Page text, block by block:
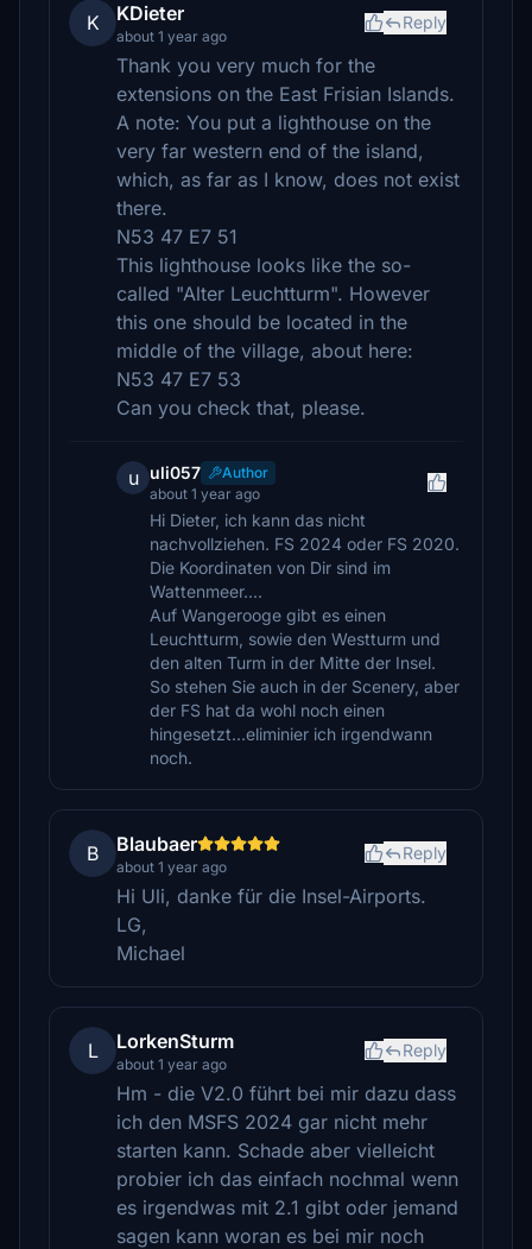
K KDieter
about 1 year ago
Reply
Thank you very much for the
extensions on the East Frisian Islands.
A note: You put a lighthouse on the
very far western end of the island,
which, as far as I know, does not exist
there.
N53 47 E7 51
This lighthouse looks like the so-
called "Alter Leuchtturm". However
this one should be located in the
middle of the village, about here:
N53 47 E7 53
Can you check that, please.
u uli057
Author
about 1 year ago
Hi Dieter, ich kann das nicht
nachvollziehen. FS 2024 oder FS 2020.
Die Koordinaten von Dir sind im
Wattenmeer....
Auf Wangerooge gibt es einen
Leuchtturm, sowie den Westturm und
den alten Turm in der Mitte der Insel.
So stehen Sie auch in der Scenery, aber
der FS hat da wohl noch einen
hingesetzt...eliminier ich irgendwann
noch.
B Blaubaer
about 1 year ago
Reply
Hi Uli, danke für die Insel-Airports.
LG,
Michael
L LorkenSturm
about 1 year ago
Reply
Hm - die V2.0 führt bei mir dazu dass
ich den MSFS 2024 gar nicht mehr
starten kann. Schade aber vielleicht
probier ich das einfach nochmal wenn
es irgendwas mit 2.1 gibt oder jemand
sagen kann woran es bei mir noch